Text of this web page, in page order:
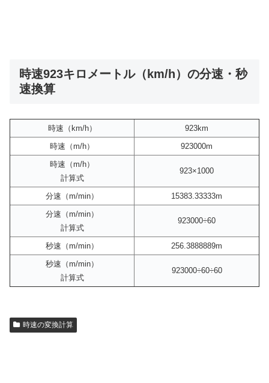
時速923キロメートル（km/h）の分速・秒
速換算
時速（km/h）
923km
時速（m/h）
923000m
時速（m/h）
計算式
923×1000
分速（m/min）
15383.33333m
分速（m/min）
計算式
923000÷60
秒速（m/min）
256.3888889m
秒速（m/min）
計算式
923000÷60÷60
時速の変換計算